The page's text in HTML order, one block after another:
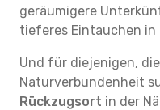
geräumigere
tieferes Eintauchen in
Und für diejenigen,
Naturverbundenheit
Rückzugsort in der